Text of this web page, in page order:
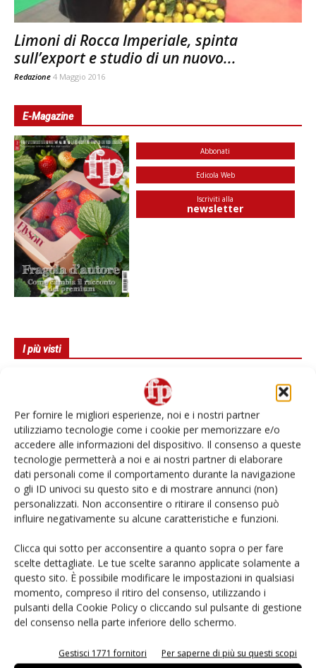
Per fornire le migliori esperienze, noi e i nostri partner
utilizziamo tecnologie come i cookie per memorizzare e/o
accedere alle informazioni del dispositivo. Il consenso a queste
tecnologie permetterà a noi e ai nostri partner di elaborare
dati personali come il comportamento durante la navigazione
o gli ID univoci su questo sito e di mostrare annunci (non)
personalizzati. Non acconsentire o ritirare il consenso può
influire negativamente su alcune caratteristiche e funzioni.
Clicca qui sotto per acconsentire a quanto sopra o per fare
scelte dettagliate. Le tue scelte saranno applicate solamente a
questo sito. È possibile modificare le impostazioni in qualsiasi
momento, compreso il ritiro del consenso, utilizzando i
pulsanti della Cookie Policy o cliccando sul pulsante di gestione
del consenso nella parte inferiore dello schermo.
Gestisci 1771 fornitori Per saperne di più su questi scopi
Limoni di Rocca Imperiale, spinta
sull’export e studio di un nuovo...
Redazione 4 Maggio 2016
E-Magazine
Abbonati
Edicola Web
Iscriviti alla
newsletter
I più visti
Non è una susina: è Metis… e può rivoluzionare la
categoria
L’ortofrutta di Extra Supermercati tra localismo e
Ai #Repartofresh
Andamento prezzi ortofrutta in Italia al 27 luglio
Leonardo Odorizzi: “Dobbiamo creare stupore nel
punto di vendita” #vocidellortofrutta